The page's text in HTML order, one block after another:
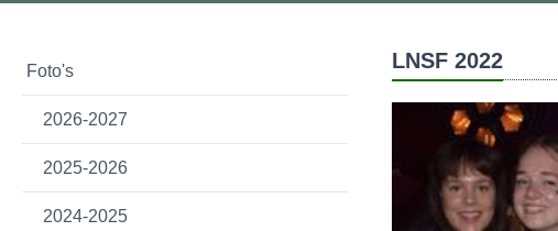
Foto's
2026-2027
2025-2026
2024-2025
LNSF 2022